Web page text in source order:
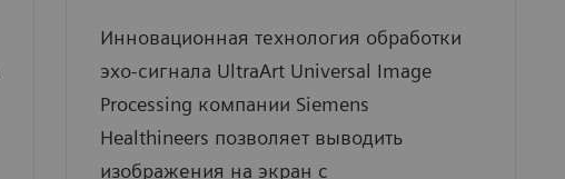
Инновационная технология обработки
эхо-сигнала UltraArt Universal Image
Processing компании Siemens
Healthineers позволяет выводить
изображения на экран с